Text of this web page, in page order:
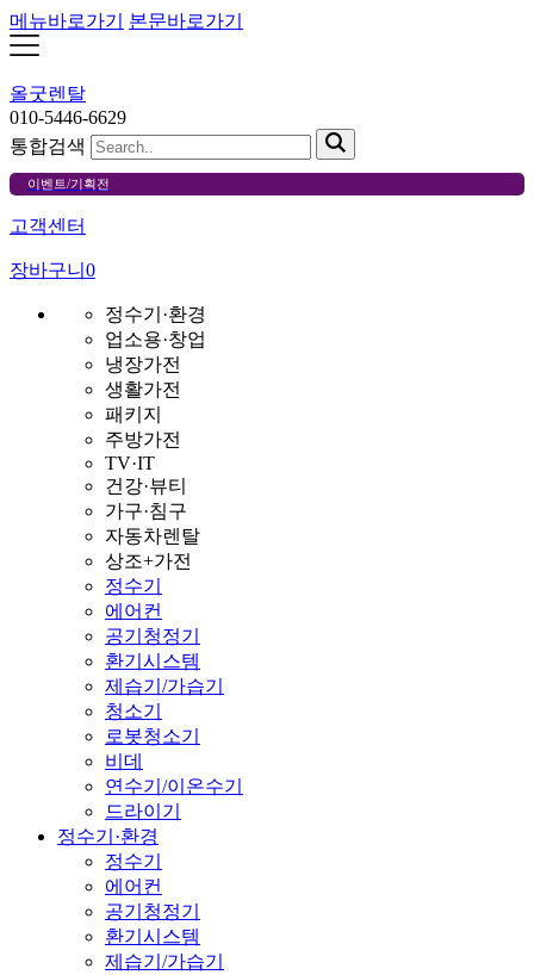
메뉴바로가기 본문바로가기
올굿렌탈
010-5446-6629
통합검색
이벤트/기획전
고객센터
장바구니 0
정수기·환경
업소용·창업
냉장가전
생활가전
패키지
주방가전
TV·IT
건강·뷰티
가구·침구
자동차렌탈
상조+가전
정수기
에어컨
공기청정기
환기시스템
제습기/가습기
청소기
로봇청소기
비데
연수기/이온수기
드라이기
정수기·환경
정수기
에어컨
공기청정기
환기시스템
제습기/가습기